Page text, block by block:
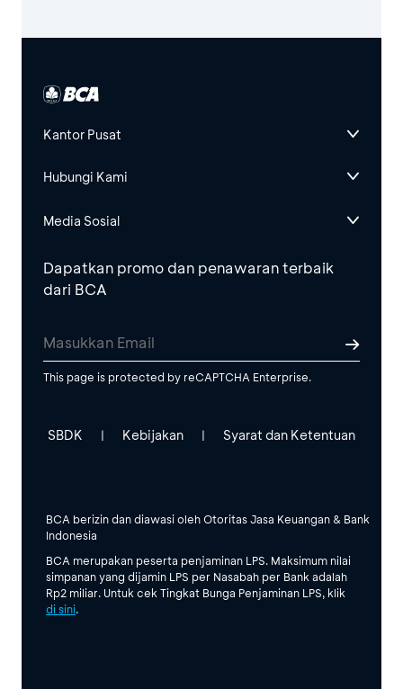
Kantor Pusat
Hubungi Kami
Media Sosial
Dapatkan promo dan penawaran terbaik
dari BCA
This page is protected by reCAPTCHA Enterprise.
SBDK | Kebijakan | Syarat dan Ketentuan
BCA berizin dan diawasi oleh Otoritas Jasa Keuangan & Bank
Indonesia
BCA merupakan peserta penjaminan LPS. Maksimum nilai
simpanan yang dijamin LPS per Nasabah per Bank adalah
Rp2 miliar. Untuk cek Tingkat Bunga Penjaminan LPS, klik
di sini.